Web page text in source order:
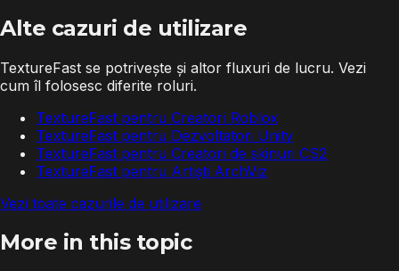
Alte cazuri de utilizare
TextureFast se potrivește și altor fluxuri de lucru. Vezi
cum îl folosesc diferite roluri.
TextureFast pentru Creatori Roblox
TextureFast pentru Dezvoltatori Unity
TextureFast pentru Creatori de skinuri CS2
TextureFast pentru Artiști ArchViz
Vezi toate cazurile de utilizare
More in this topic